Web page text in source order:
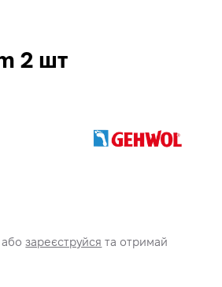
2 шт
абозареєструйся та отримай